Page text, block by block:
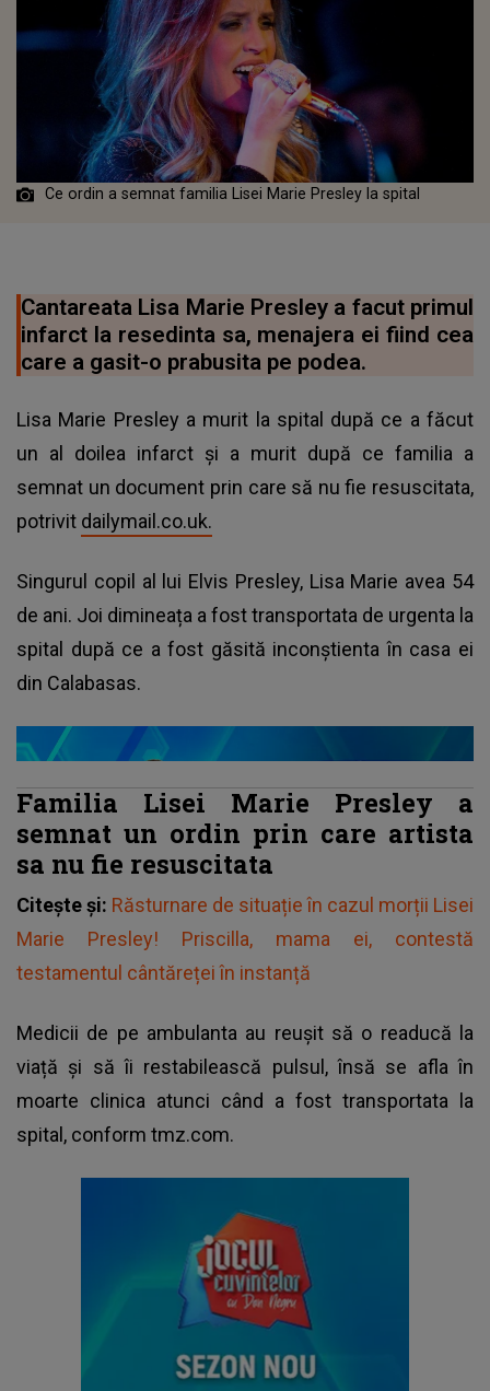
Ce ordin a semnat familia Lisei Marie Presley la spital
Cantareata Lisa Marie Presley a facut primul
infarct la resedinta sa, menajera ei fiind cea
care a gasit-o prabusita pe podea.
Lisa Marie Presley a murit la spital după ce a făcut
un al doilea infarct și a murit după ce familia a
semnat un document prin care să nu fie resuscitata,
potrivit dailymail.co.uk.
Singurul copil al lui Elvis Presley, Lisa Marie avea 54
de ani. Joi dimineața a fost transportata de urgenta la
spital după ce a fost găsită inconștienta în casa ei
din Calabasas.
Familia Lisei Marie Presley a
semnat un ordin prin care artista
sa nu fie resuscitata
Citește și: Răsturnare de situație în cazul morții Lisei
Marie Presley! Priscilla, mama ei, contestă
testamentul cântăreței în instanță
Medicii de pe ambulanta au reușit să o readucă la
viață și să îi restabilească pulsul, însă se afla în
moarte clinica atunci când a fost transportata la
spital, conform tmz.com.